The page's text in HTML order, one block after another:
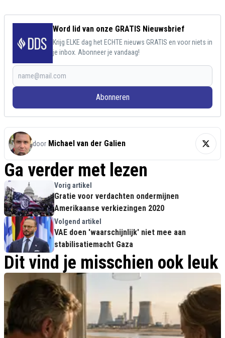
Word lid van onze GRATIS Nieuwsbrief
Krijg ELKE dag het ECHTE nieuws GRATIS en voor niets in
je inbox. Abonneer je vandaag!
Abonneren
door Michael van der Galien
Ga verder met lezen
Vorig artikel
Gratie voor verdachten ondermijnen
Amerikaanse verkiezingen 2020
Volgend artikel
VAE doen 'waarschijnlijk' niet mee aan
stabilisatiemacht Gaza
Dit vind je misschien ook leuk